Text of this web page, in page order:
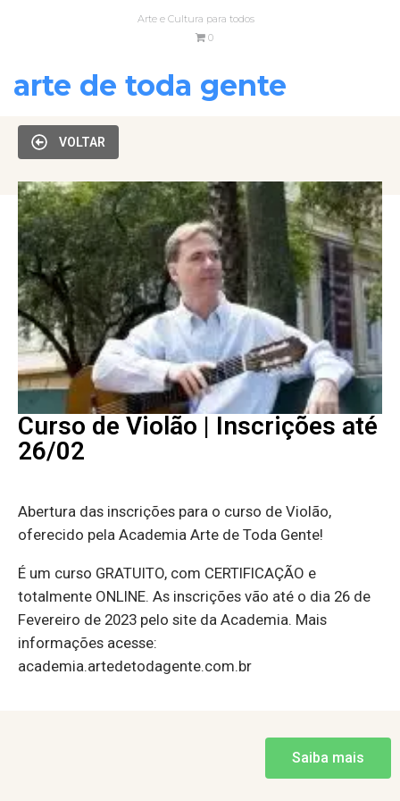
Arte e Cultura para todos
0
arte de toda gente
VOLTAR
Curso de Violão | Inscrições até
26/02
Abertura das inscrições para o curso de Violão,
oferecido pela Academia Arte de Toda Gente!
É um curso GRATUITO, com CERTIFICAÇÃO e
totalmente ONLINE. As inscrições vão até o dia 26 de
Fevereiro de 2023 pelo site da Academia. Mais
informações acesse:
academia.artedetodagente.com.br
Saiba mais